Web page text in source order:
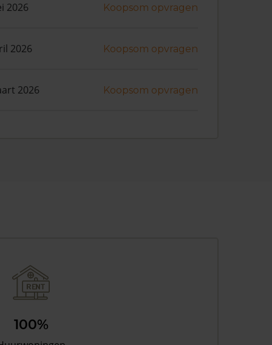
2026 Koopsom opvragen
2026 Koopsom opvragen
2026 Koopsom opvragen
100%